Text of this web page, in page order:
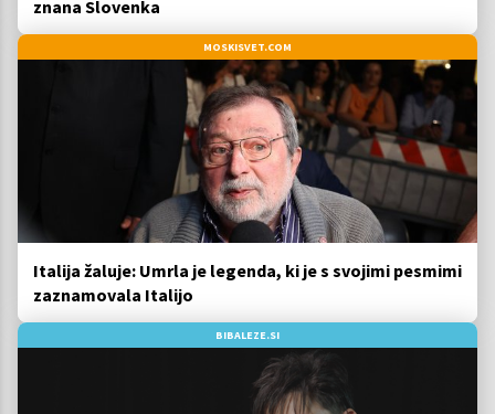
znana Slovenka
MOSKISVET.COM
Italija žaluje: Umrla je legenda, ki je s svojimi pesmimi
zaznamovala Italijo
BIBALEZE.SI